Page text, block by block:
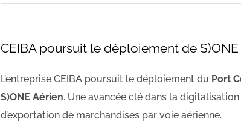
CEIBA poursuit le déploiement de
L’entreprise CEIBA poursuit le déploiement du Port
S)ONE Aérien. Une avancée clé dans la
d’exportation de marchandises par voie aérienne.